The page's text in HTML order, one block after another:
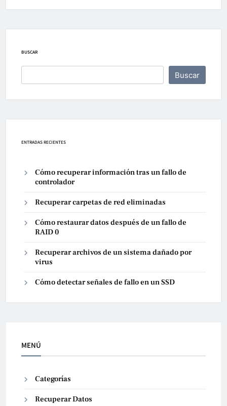
BUSCAR
Buscar
ENTRADAS RECIENTES
Cómo recuperar información tras un fallo de
controlador
Recuperar carpetas de red eliminadas
Cómo restaurar datos después de un fallo de
RAID 0
Recuperar archivos de un sistema dañado por
virus
Cómo detectar señales de fallo en un SSD
MENÚ
Categorías
Recuperar Datos